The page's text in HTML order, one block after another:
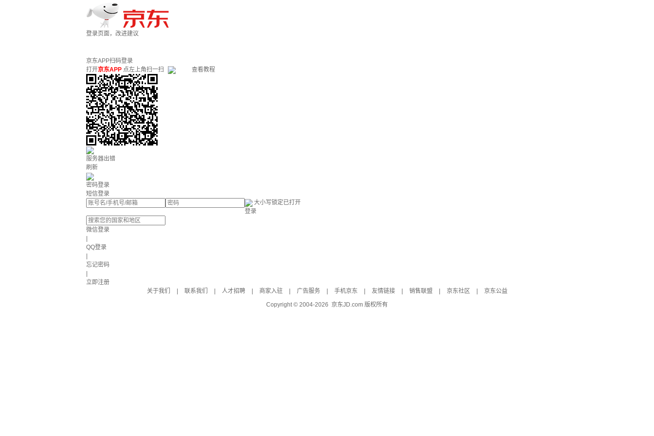
登录页面，改进建议
京东APP扫码登录
打开京东APP 点左上角扫一扫 查看教程
服务器出错
刷新
密码登录
短信登录
大小写锁定已打开
登录
微信登录
QQ登录
忘记密码
立即注册
关于我们
联系我们 人才招聘 商家入驻 广告服务 手机京东 友情链接 销售联盟 京东社区
京东公益
Copyright © 2004-2026 京东JD.com 版权所有